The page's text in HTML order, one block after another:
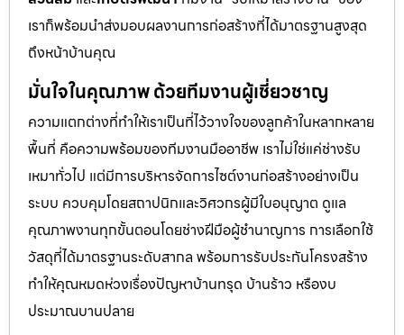
เราก็พร้อมนำส่งมอบผลงานการก่อสร้างที่ได้มาตรฐานสูงสุด
ถึงหน้าบ้านคุณ
มั่นใจในคุณภาพ ด้วยทีมงานผู้เชี่ยวชาญ
ความแตกต่างที่ทำให้เราเป็นที่ไว้วางใจของลูกค้าในหลากหลาย
พื้นที่ คือความพร้อมของทีมงานมืออาชีพ เราไม่ใช่แค่ช่างรับ
เหมาทั่วไป แต่มีการบริหารจัดการไซต์งานก่อสร้างอย่างเป็น
ระบบ ควบคุมโดยสถาปนิกและวิศวกรผู้มีใบอนุญาต ดูแล
คุณภาพงานทุกขั้นตอนโดยช่างฝีมือผู้ชำนาญการ การเลือกใช้
วัสดุที่ได้มาตรฐานระดับสากล พร้อมการรับประกันโครงสร้าง
ทำให้คุณหมดห่วงเรื่องปัญหาบ้านทรุด บ้านร้าว หรืองบ
ประมาณบานปลาย